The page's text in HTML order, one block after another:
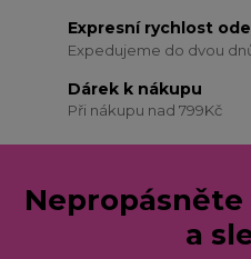
Expresní rychlost
Expedujeme do dvou
Dárek k nákupu
Při nákupu nad 799Kč
a